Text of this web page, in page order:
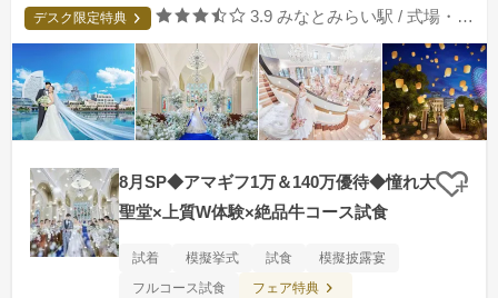
デスク限定特典 口コミ評価
3.9 みなとみらい駅 / 式場・ゲストハウス
8月SP◆アマギフ1万＆140万優待◆憧れ大
聖堂×上質W体験×絶品牛コース試食
クリ
試着 模擬挙式 試食
模擬披露宴
フルコース試食
フェア特典